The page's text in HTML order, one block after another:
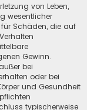
von Leben,
wesentlicher
Schäden, die auf
Gewinn.
bei
oder bei
und Gesundheit
typischerweise